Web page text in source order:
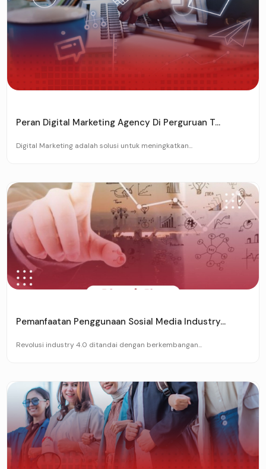
Peran Digital Marketing Agency Di Perguruan T...
Digital Marketing adalah solusi untuk meningkatkan...
Pemanfaatan Penggunaan Sosial Media Industry...
Revolusi industry 4.0 ditandai dengan berkembangan...